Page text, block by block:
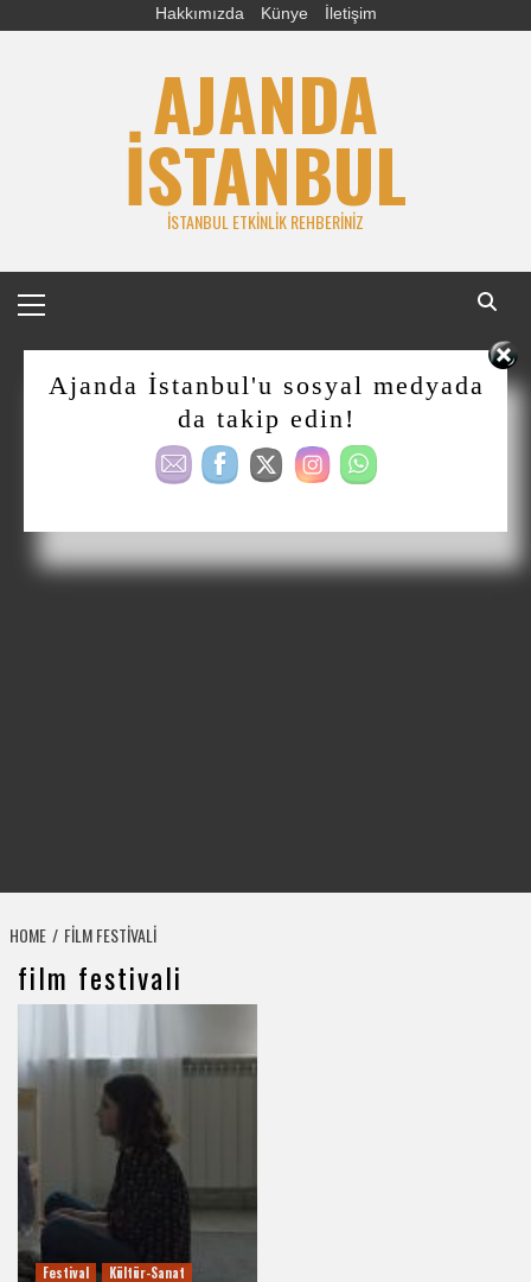
Hakkımızda Künye İletişim
AJANDA
İSTANBUL
İSTANBUL ETKINLIK REHBERINIZ
Menu
HOME FILM FESTIVALI
film festivali
Festival Kültür-Sanat
Ajanda İstanbul'u sosyal medyada
da takip edin!